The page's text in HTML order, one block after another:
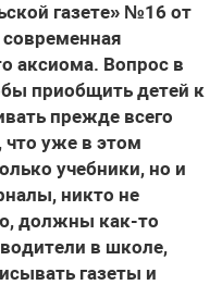
газете» №16 от
современная
аксиома. Вопрос в
приобщить детей к
прежде всего
уже в этом
учебники, но и
никто не
должны как-то
в школе,
газеты и